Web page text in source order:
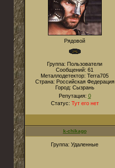
Рядовой
Группа: Пользователи
Сообщений: 61
Металлодетектор: Terra705
Страна: Российская Федерация
Город: Сызрань
Репутация: 0
Статус: Тут его нет
k-chikago
Группа: Удаленные